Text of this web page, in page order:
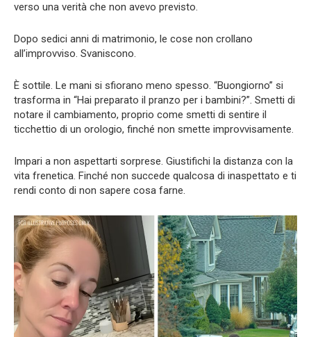
verso una verità che non avevo previsto.
Dopo sedici anni di matrimonio, le cose non crollano
all’improvviso. Svaniscono.
È sottile. Le mani si sfiorano meno spesso. “Buongiorno” si
trasforma in “Hai preparato il pranzo per i bambini?”. Smetti di
notare il cambiamento, proprio come smetti di sentire il
ticchettio di un orologio, finché non smette improvvisamente.
Impari a non aspettarti sorprese. Giustifichi la distanza con la
vita frenetica. Finché non succede qualcosa di inaspettato e ti
rendi conto di non sapere cosa farne.